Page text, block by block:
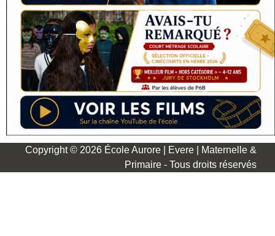
Copyright © 2026 École Aurore | Evere | Maternelle &
Primaire - Tous droits réservés